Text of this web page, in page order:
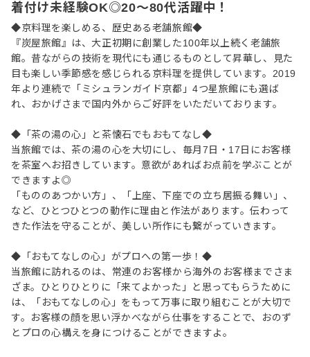
着付け未経験OK◎20～80代活躍中！
◆京料理を楽しめる、歴史ある老舗旅館◆
『炭屋旅館』は、大正初期に創業した100年以上続く老舗旅
館。昔ながらの技術を現代にも通じるものとして昇華し、見た
目も楽しい季節感を感じられる京料理を提供しています。2019
年より連続で「ミシュランガイド京都」4つ星旅館にも選ば
れ、おかげさまで国内外からご好評をいただいております。
◆「茶の湯の心」と茶懐石でもおもてなし◆
当旅館では、茶の湯の心を大切にし、毎月7日・17日にお客様
を茶室へお招きしています。意欲があればお点前を学ぶことが
できますよ◎
「もののあつかい方」、「上座、下座での立ち居振る舞い」、
など、ひとつひとつの動作に理由と作法があります。伝わって
きた作法を守ることが、美しい所作にも繋がっていきます。
◆「おもてなしの心」がプロへの第一歩！◆
当旅館に訪れるのは、常連のお客様から海外のお客様までさま
ざま。ひとりひとりに「来てよかった」と思ってもらうために
は、「おもてなしの心」をもって万事に取り組むことが大切で
す。お客様の顔を思い浮かべながら仕事をすることで、おのず
とプロの心構えを身につけることができますよ。